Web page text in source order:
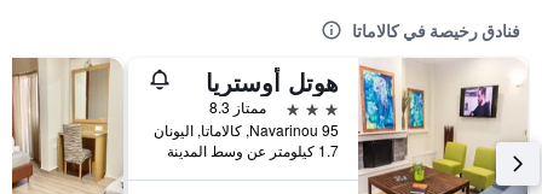
فنادق رخيصة في كالاماتا
هوتل أوستريا
3 نجوم
ممتاز 8.3
95 Navarinou, كالاماتا, اليونان
1.7 كيلومتر عن وسط المدينة